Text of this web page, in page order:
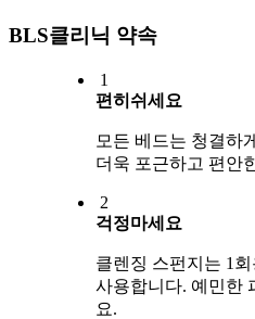
BLS클리닉 약속
1
편히쉬세요
모든 베드는 청결하
더욱 포근하고 편안
2
걱정마세요
클렌징 스펀지는 1
사용합니다. 예민한
요.